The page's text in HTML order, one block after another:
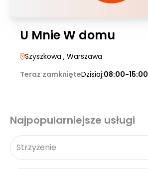
U Mnie W domu
Szyszkowa , Warszawa
Teraz zamknięteDzisiaj:08:00-15:00
Najpopularniejsze usługi
Strzyżenie